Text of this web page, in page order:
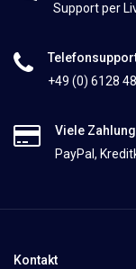
Support per
+49 (0) 6128
Viele
PayPal,
Kontakt